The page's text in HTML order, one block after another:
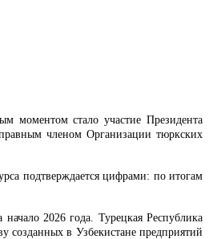
моментом стало участие Президента
членом Организации тюркских
подтверждается цифрами: по итогам
2026 года. Турецкая Республика
созданных в Узбекистане предприятий